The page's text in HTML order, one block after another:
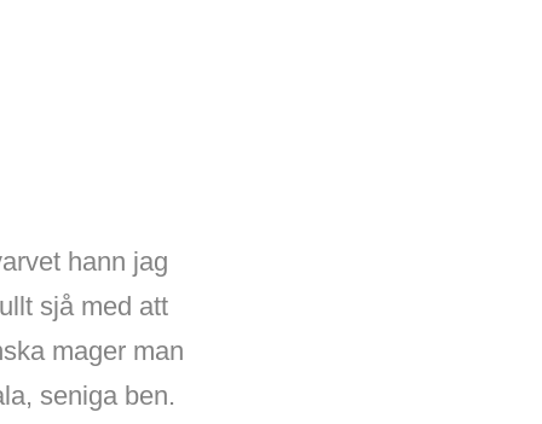
hann jag
sjå med att
mager man
seniga ben.